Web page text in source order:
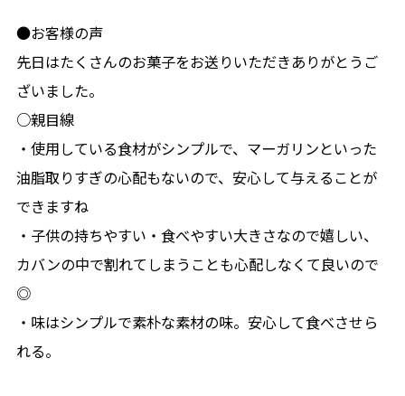
●お客様の声
先日はたくさんのお菓子をお送りいただきありがとうご
ざいました。
○親目線
・使用している食材がシンプルで、マーガリンといった
油脂取りすぎの心配もないので、安心して与えることが
できますね
・子供の持ちやすい・食べやすい大きさなので嬉しい、
カバンの中で割れてしまうことも心配しなくて良いので
◎
・味はシンプルで素朴な素材の味。安心して食べさせら
れる。